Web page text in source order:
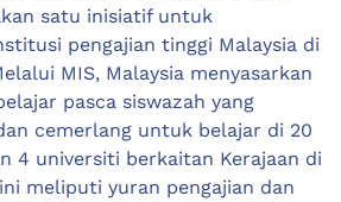
satu inisiatif untuk
pengajian tinggi Malaysia di
MIS, Malaysia menyasarkan
pasca siswazah yang
cemerlang untuk belajar di 20
4 universiti berkaitan Kerajaan di
meliputi yuran pengajian dan